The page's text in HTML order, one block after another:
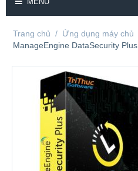
Trang chủ / Ứng dụng máy chủ
ManageEngine DataSecurity Plus